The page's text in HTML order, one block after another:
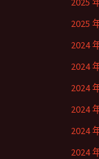
2025
2024
2024
2024
2024
2024
2024